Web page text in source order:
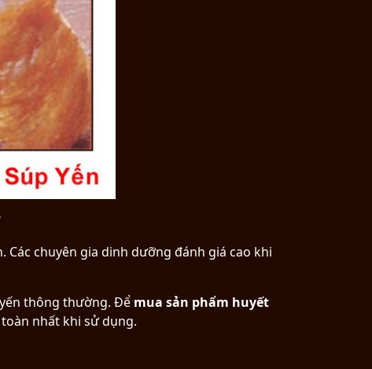
chuyên gia dinh dưỡng đánh giá cao khi
thông thường. Để mua sản phẩm huyết
nhất khi sử dụng.